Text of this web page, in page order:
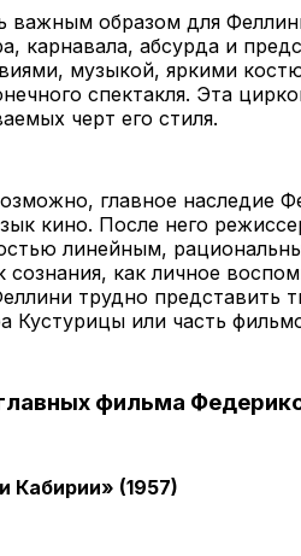
важным образом для
карнавала, абсурда и
музыкой, яркими
спектакля. Эта
черт его стиля.
главное наследие
кино. После него
линейным,
сознания, как личное
трудно представить
Кустурицы или часть
фильма
Кабирии» (1957)